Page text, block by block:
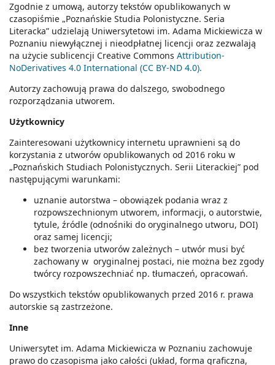
Zgodnie z umową, autorzy tekstów opublikowanych w
czasopiśmie „Poznańskie Studia Polonistyczne. Seria
Literacka” udzielają Uniwersytetowi im. Adama Mickiewicza w
Poznaniu niewyłącznej i nieodpłatnej licencji oraz zezwalają
na użycie sublicencji Creative Commons Attribution-
NoDerivatives 4.0 International (CC BY-ND 4.0).
Autorzy zachowują prawa do dalszego, swobodnego
rozporządzania utworem.
Użytkownicy
Zainteresowani użytkownicy internetu uprawnieni są do
korzystania z utworów opublikowanych od 2016 roku w
„Poznańskich Studiach Polonistycznych. Serii Literackiej” pod
następującymi warunkami:
uznanie autorstwa – obowiązek podania wraz z
rozpowszechnionym utworem, informacji, o autorstwie,
tytule, źródle (odnośniki do oryginalnego utworu, DOI)
oraz samej licencji;
bez tworzenia utworów zależnych – utwór musi być
zachowany w oryginalnej postaci, nie można bez zgody
twórcy rozpowszechniać np. tłumaczeń, opracowań.
Do wszystkich tekstów opublikowanych przed 2016 r. prawa
autorskie są zastrzeżone.
Inne
Uniwersytet im. Adama Mickiewicza w Poznaniu zachowuje
prawo do czasopisma jako całości (układ, forma graficzna,